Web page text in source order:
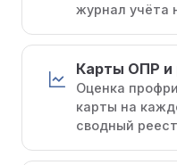
журнал учёта
Карты ОПР и
Оценка
карты на
сводный